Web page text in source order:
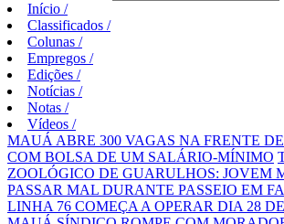
Início /
Classificados /
Colunas /
Empregos /
Edições /
Notícias /
Notas /
Vídeos /
MAUÁ ABRE 300 VAGAS NA FRENTE
COM BOLSA DE UM SALÁRIO-MÍNIMO
ZOOLÓGICO DE GUARULHOS: JOVEM
PASSAR MAL DURANTE PASSEIO EM
LINHA 76 COMEÇA A OPERAR DIA 28